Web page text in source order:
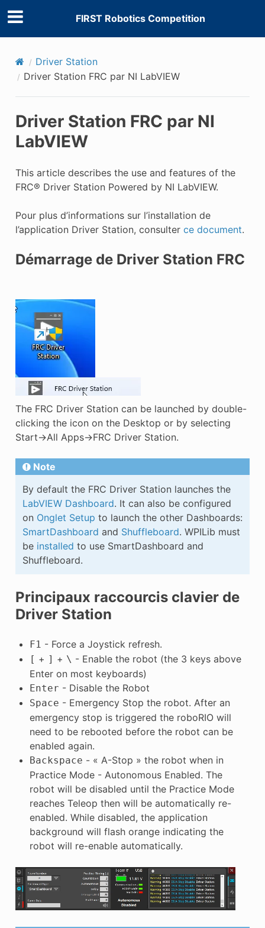
FIRST Robotics Competition
Driver Station
Driver Station FRC par NI LabVIEW
Driver Station FRC par NI
LabVIEW
This article describes the use and features of the
FRC® Driver Station Powered by NI LabVIEW.
Pour plus d’informations sur l’installation de
l’application Driver Station, consulter ce document.
Démarrage de Driver Station FRC
The FRC Driver Station can be launched by double-
clicking the icon on the Desktop or by selecting
Start->All Apps->FRC Driver Station.
Note
By default the FRC Driver Station launches the
LabVIEW Dashboard. It can also be configured
on Onglet Setup to launch the other Dashboards:
SmartDashboard and Shuffleboard. WPILib must
be installed to use SmartDashboard and
Shuffleboard.
Principaux raccourcis clavier de
Driver Station
F1 - Force a Joystick refresh.
[ + ] + \ - Enable the robot (the 3 keys above
Enter on most keyboards)
Enter - Disable the Robot
Space - Emergency Stop the robot. After an
emergency stop is triggered the roboRIO will
need to be rebooted before the robot can be
enabled again.
Backspace - « A-Stop » the robot when in
Practice Mode - Autonomous Enabled. The
robot will be disabled until the Practice Mode
reaches Teleop then will be automatically re-
enabled. While disabled, the application
background will flash orange indicating the
robot will re-enable automatically.